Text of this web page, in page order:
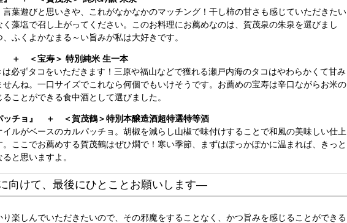
葉遊びと思いきや、これがなかなかのマッチング！干し柿の甘さも感じていただきたい
藻塩で召し上がってください。このお料理にお薦めなのは、賀茂泉の朱泉を選びまし
ふくよかなまる～い旨みが私は大好きです。
＋ ＜宝寿＞ 特別純米 生一本
必ずタコをいただきます！三原や福山などで獲れる瀬戸内海のタコはやわらかくて甘み
んね。一口サイズでこれなら何個でもいけそうです。お薦めの宝寿は辛口ながらお米の
ことができる食中酒として選びました。
ッチョ』 ＋ ＜賀茂鶴＞特別本醸造酒超特選特等酒
イルがベースのカルパッチョ。胡椒を減らし山椒で味付けすることで和風の美味しい仕上
ここでお薦めする賀茂鶴はぜひ燗で！寒い季節、まずはぽっかぽかに温まれば、きっと
と思いますよ。
向けて、最後にひとことお願いします―
り楽しんでいただきたいので、その邪魔をすることなく、かつ旨みを感じることができる